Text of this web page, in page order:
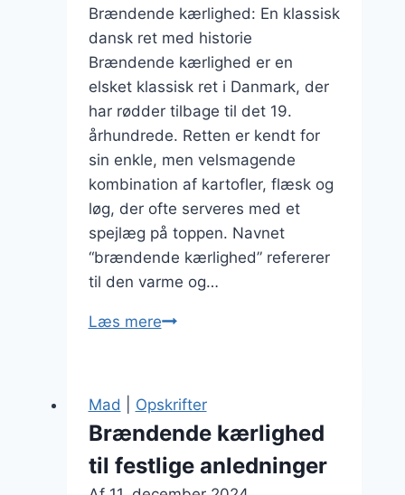
Brændende kærlighed: En klassisk
dansk ret med historie
Brændende kærlighed er en
elsket klassisk ret i Danmark, der
har rødder tilbage til det 19.
århundrede. Retten er kendt for
sin enkle, men velsmagende
kombination af kartofler, flæsk og
løg, der ofte serveres med et
spejlæg på toppen. Navnet
“brændende kærlighed” refererer
til den varme og…
Læs mereBrændende
for
ekstra
smag
Mad Opskrifter
Brændende kærlighed
til festlige anledninger